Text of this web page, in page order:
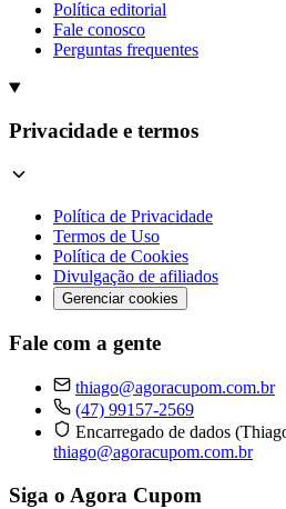
Política editorial
Fale conosco
Perguntas frequentes
Privacidade e termos
Política de Privacidade
Termos de Uso
Política de Cookies
Divulgação de afiliados
Gerenciar cookies
Fale com a gente
thiago@agoracupom.com.br
(47) 99157-2569
Encarregado de dados
thiago@agoracupom.com.br
Siga o Agora Cupom